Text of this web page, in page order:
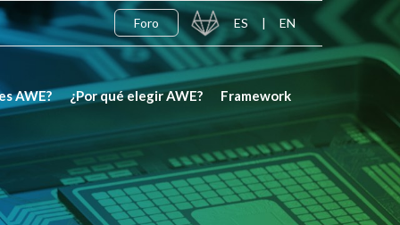
EN
|
ES
Foro
AWE? ¿Por qué elegir AWE? Framework
×